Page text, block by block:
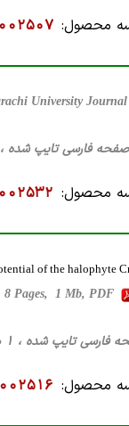
محصول:
University
محصول:
of the halophyte
8 Pages, 1 Mb, PDF
محصول: